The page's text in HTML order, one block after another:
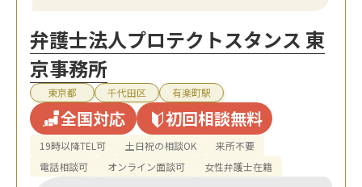
弁護士法人プロテクトスタンス 東
京事務所
東京都 千代田区 有楽町駅
全国対応 初回相談無料
19時以降TEL可 土日祝の相談OK
来所不要
電話相談可
オンライン面談可 女性弁護士在籍